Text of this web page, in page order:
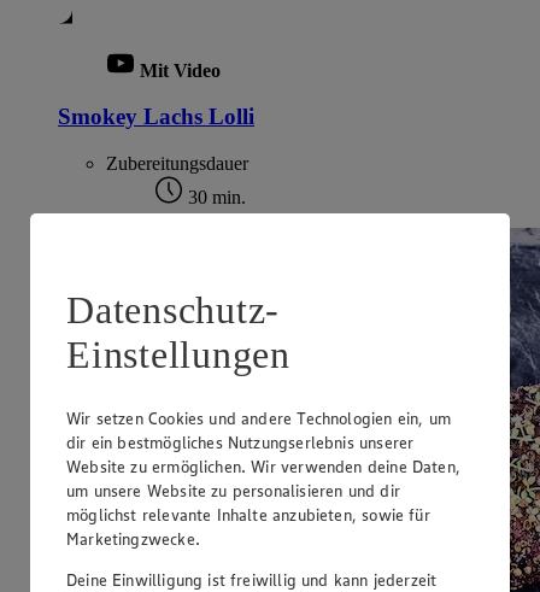
Mit Video
Smokey Lachs Lolli
Zubereitungsdauer
30 min.
Datenschutz-
Einstellungen
Wir setzen Cookies und andere Technologien ein, um
dir ein bestmögliches Nutzungserlebnis unserer
Website zu ermöglichen. Wir verwenden deine Daten,
um unsere Website zu personalisieren und dir
möglichst relevante Inhalte anzubieten, sowie für
Marketingzwecke.
Deine Einwilligung ist freiwillig und kann jederzeit